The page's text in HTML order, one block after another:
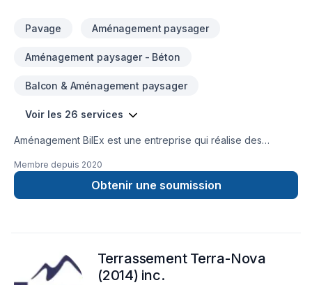
Pavage Aménagement paysager
Aménagement paysager - Béton
Balcon & Aménagement paysager
Voir les 26 services
Aménagement BilEx est une entreprise qui réalise des
résidentiel et commercial tel que l’excavation, pavé, muret,
tourbe, installation de piscine etc.
Membre depuis 2020
Obtenir une soumission
Terrassement Terra-Nova
(2014) inc.